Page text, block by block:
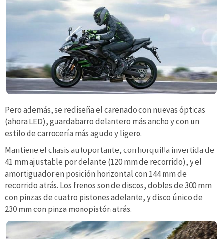
Pero además, se rediseña el carenado con nuevas ópticas
(ahora LED), guardabarro delantero más ancho y con un
estilo de carrocería más agudo y ligero.
Mantiene el chasis autoportante, con horquilla invertida de
41 mm ajustable por delante (120 mm de recorrido), y el
amortiguador en posición horizontal con 144 mm de
recorrido atrás. Los frenos son de discos, dobles de 300 mm
con pinzas de cuatro pistones adelante, y disco único de
230 mm con pinza monopistón atrás.